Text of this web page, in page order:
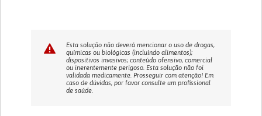
Esta solução não deverá mencionar o uso de drogas,
químicas ou biológicas (incluíndo alimentos);
dispositivos invasivos; conteúdo ofensivo, comercial
ou inerentemente perigoso. Esta solução não foi
validada medicamente. Prosseguir com atenção! Em
caso de dúvidas, por favor consulte um profissional
de saúde.